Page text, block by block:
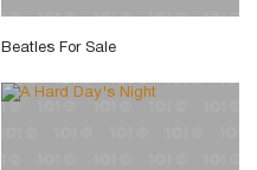
Beatles For Sale